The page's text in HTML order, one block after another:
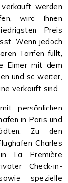
werden
wird Ihnen
Preis
Wenn jedoch
Tarifen füllt,
Eimer mit dem
und so weiter,
verkauft sind.
persönlichen
in Paris und
Zu den
Charles
La Première
Check-in-
spezielle